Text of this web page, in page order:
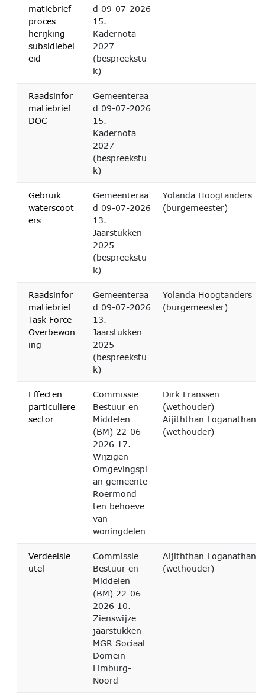
matiebrief
proces
herijking
subsidiebel
eid
d 09-07-2026
15.
Kadernota
2027
(bespreekstu
k)
Raadsinfor
matiebrief
DOC
Gemeenteraa
d 09-07-2026
15.
Kadernota
2027
(bespreekstu
k)
Gebruik
waterscoot
ers
Gemeenteraa
d 09-07-2026
13.
Jaarstukken
2025
(bespreekstu
k)
Yolanda Hoogtanders
(burgemeester)
Raadsinfor
matiebrief
Task Force
Overbewon
ing
Gemeenteraa
d 09-07-2026
13.
Jaarstukken
2025
(bespreekstu
k)
Yolanda Hoogtanders
(burgemeester)
Effecten
particuliere
sector
Commissie
Bestuur en
Middelen
(BM) 22-06-
2026 17.
Wijzigen
Omgevingspl
an gemeente
Roermond
ten behoeve
van
woningdelen
Dirk Franssen
(wethouder)
Aijiththan Loganathan
(wethouder)
Verdeelsle
utel
Commissie
Bestuur en
Middelen
(BM) 22-06-
2026 10.
Zienswijze
jaarstukken
MGR Sociaal
Domein
Limburg-
Noord
Aijiththan Loganathan
(wethouder)